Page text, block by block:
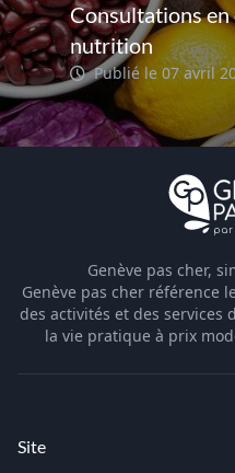
Consultations
nutrition
Publié le 07 avril
Genève pas cher,
Genève pas cher référence
des activités et des services
la vie pratique à prix
Site